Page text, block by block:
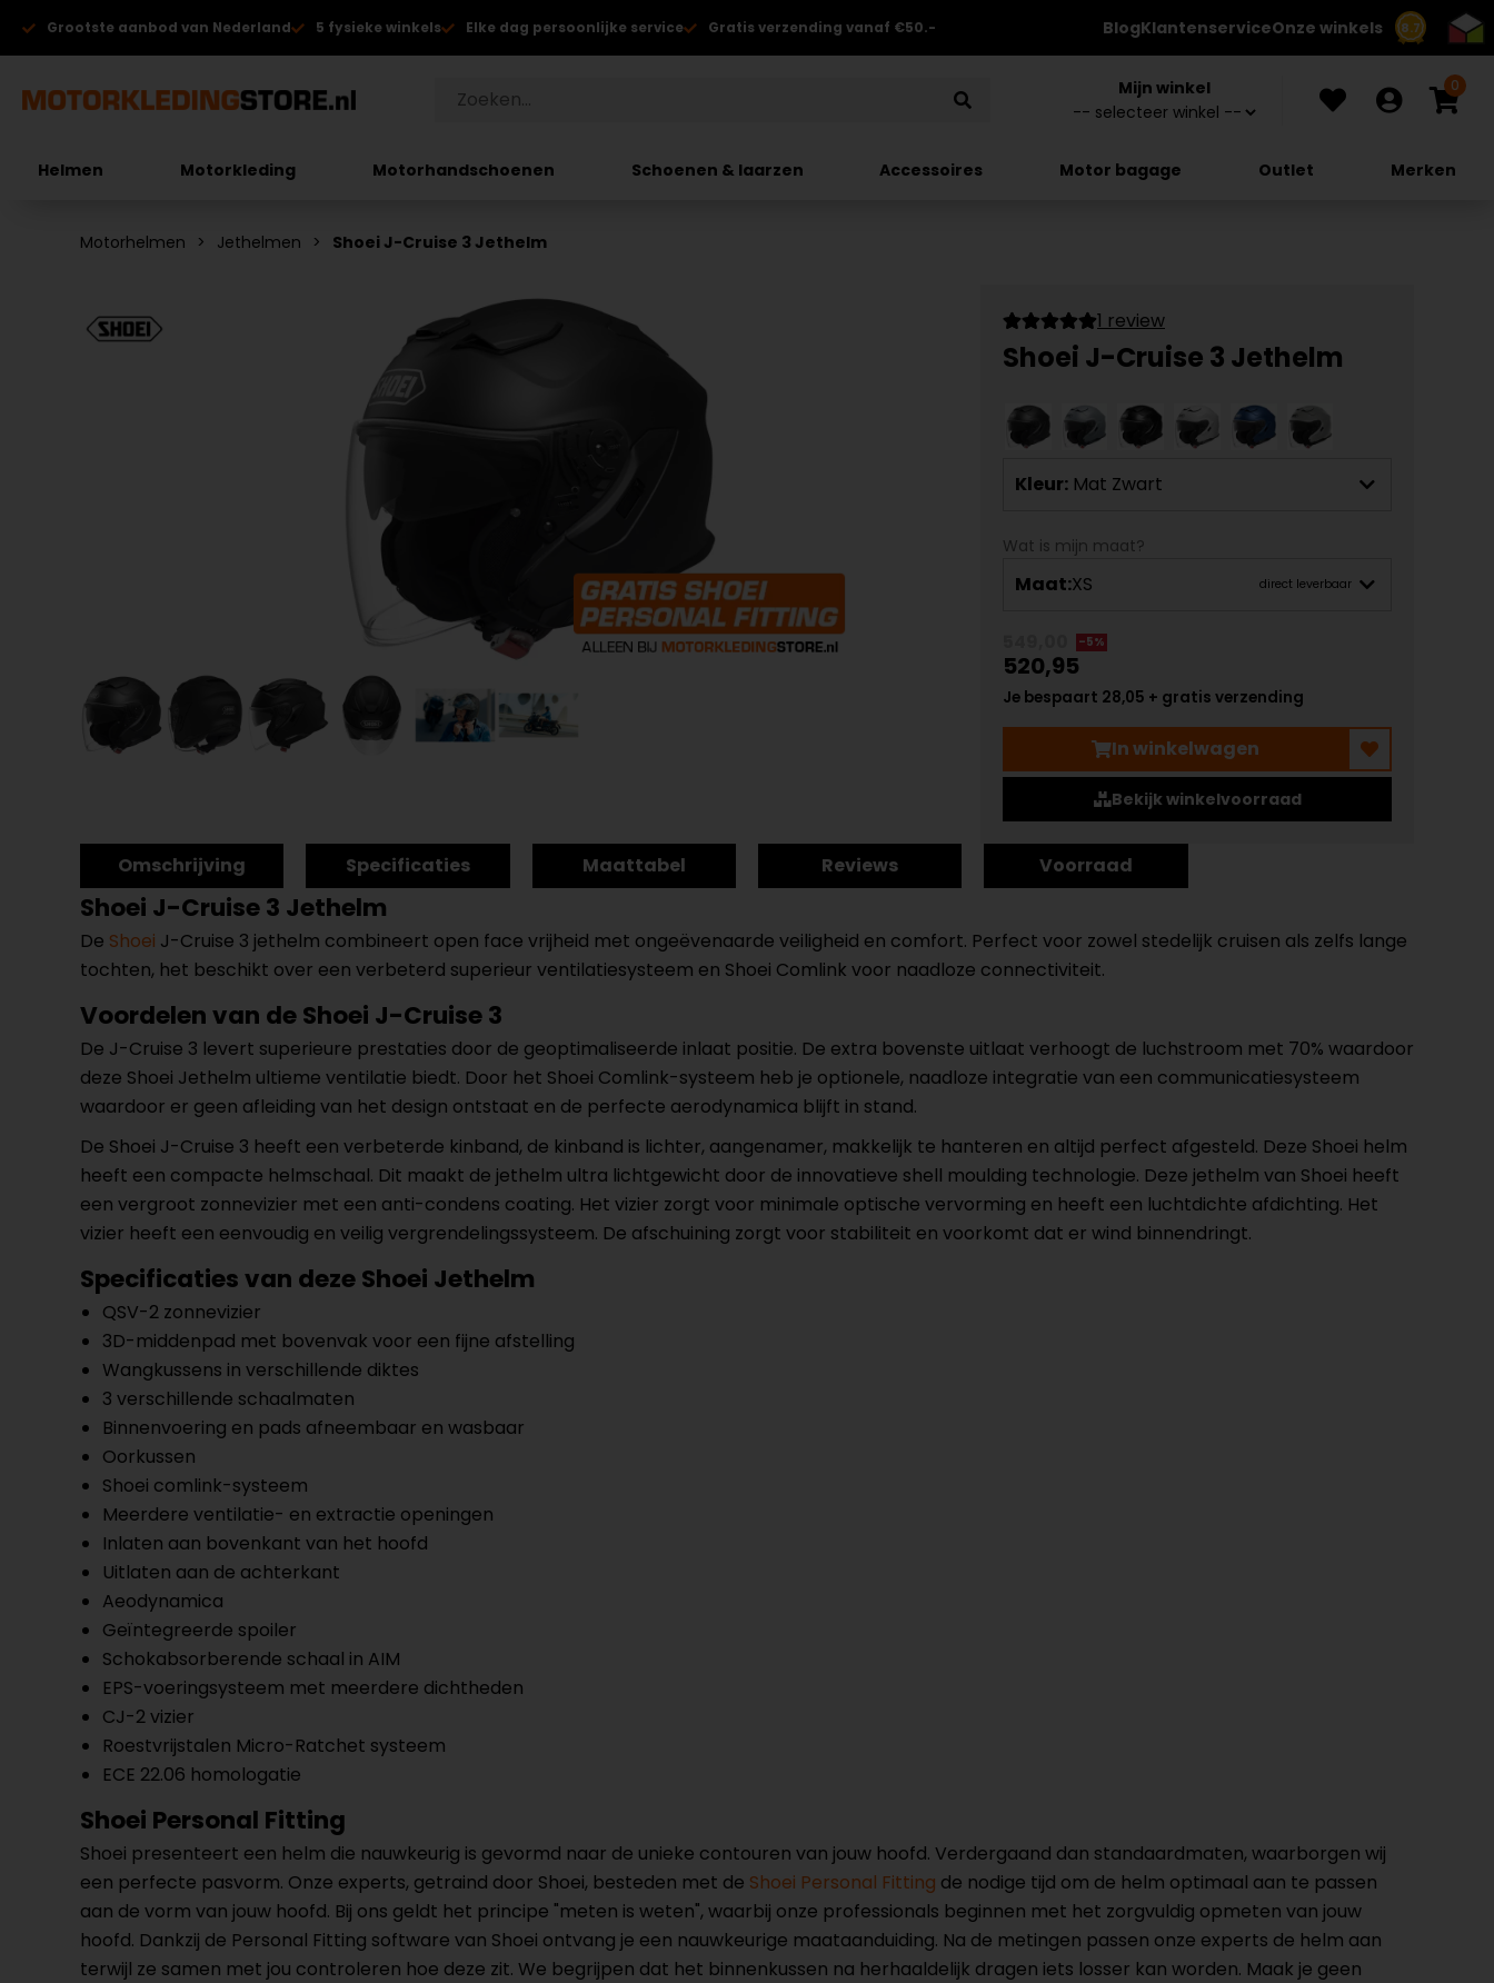
8.7
Grootste aanbod van Nederland 5 fysieke winkels Elke dag persoonlijke service Gratis verzending vanaf €50.- BlogKlantenserviceOnze winkels
Mijn winkel 0
Helmen Motorkleding Motorhandschoenen Schoenen & laarzen Accessoires Motor bagage Outlet Merken
Motorhelmen Jethelmen Shoei J-Cruise 3 Jethelm
1 review
Shoei J-Cruise 3 Jethelm
Kleur: Mat Zwart
Wat is mijn maat?
Maat:XS direct leverbaar
-5%
520,95
Je bespaart 28,05 + gratis verzending
In winkelwagen
Bekijk winkelvoorraad
Omschrijving Specificaties Maattabel Reviews Voorraad
Shoei J-Cruise 3 Jethelm
De Shoei J-Cruise 3 jethelm combineert open face vrijheid met ongeëvenaarde veiligheid en comfort. Perfect voor zowel stedelijk cruisen als zelfs lange
tochten, het beschikt over een verbeterd superieur ventilatiesysteem en Shoei Comlink voor naadloze connectiviteit.
Voordelen van de Shoei J-Cruise 3
De J-Cruise 3 levert superieure prestaties door de geoptimaliseerde inlaat positie. De extra bovenste uitlaat verhoogt de luchstroom met 70% waardoor
deze Shoei Jethelm ultieme ventilatie biedt. Door het Shoei Comlink-systeem heb je optionele, naadloze integratie van een communicatiesysteem
waardoor er geen afleiding van het design ontstaat en de perfecte aerodynamica blijft in stand.
De Shoei J-Cruise 3 heeft een verbeterde kinband, de kinband is lichter, aangenamer, makkelijk te hanteren en altijd perfect afgesteld. Deze Shoei helm
heeft een compacte helmschaal. Dit maakt de jethelm ultra lichtgewicht door de innovatieve shell moulding technologie. Deze jethelm van Shoei heeft
een vergroot zonnevizier met een anti-condens coating. Het vizier zorgt voor minimale optische vervorming en heeft een luchtdichte afdichting. Het
vizier heeft een eenvoudig en veilig vergrendelingssysteem. De afschuining zorgt voor stabiliteit en voorkomt dat er wind binnendringt.
Specificaties van deze Shoei Jethelm
QSV-2 zonnevizier
3D-middenpad met bovenvak voor een fijne afstelling
Wangkussens in verschillende diktes
3 verschillende schaalmaten
Binnenvoering en pads afneembaar en wasbaar
Oorkussen
Shoei comlink-systeem
Meerdere ventilatie- en extractie openingen
Inlaten aan bovenkant van het hoofd
Uitlaten aan de achterkant
Aeodynamica
Geïntegreerde spoiler
Schokabsorberende schaal in AIM
EPS-voeringsysteem met meerdere dichtheden
CJ-2 vizier
Roestvrijstalen Micro-Ratchet systeem
ECE 22.06 homologatie
Shoei Personal Fitting
Shoei presenteert een helm die nauwkeurig is gevormd naar de unieke contouren van jouw hoofd. Verdergaand dan standaardmaten, waarborgen wij
een perfecte pasvorm. Onze experts, getraind door Shoei, besteden met de Shoei Personal Fitting de nodige tijd om de helm optimaal aan te passen
aan de vorm van jouw hoofd. Bij ons geldt het principe "meten is weten", waarbij onze professionals beginnen met het zorgvuldig opmeten van jouw
hoofd. Dankzij de Personal Fitting software van Shoei ontvang je een nauwkeurige maataanduiding. Na de metingen passen onze experts de helm aan
terwijl ze samen met jou controleren hoe deze zit. We begrijpen dat het binnenkussen na herhaaldelijk dragen iets losser kan worden. Maak je geen